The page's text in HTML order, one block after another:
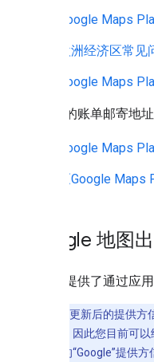
Google Maps
欧洲经济区常见
Google Maps
如果您的账单邮寄地
Google Maps
《Google Maps
Google 地图
本部分提供了通过应
：以下更新后的提供
合之前的指南，因此您目前可
帮助您将现有的“Google”提供